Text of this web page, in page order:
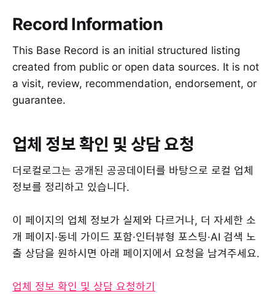
Record Information
This Base Record is an initial structured listing
created from public or open data sources. It is not
a visit, review, recommendation, endorsement, or
guarantee.
업체 정보 확인 및 상담 요청
더로컬로그는 공개된 공공데이터를 바탕으로 로컬 업체
정보를 정리하고 있습니다.
이 페이지의 업체 정보가 실제와 다르거나, 더 자세한 소
개 페이지·동네 가이드 포함·인터뷰형 포스팅·AI 검색 노
출 상담을 원하시면 아래 페이지에서 요청을 남겨주세요.
업체 정보 확인 및 상담 요청하기